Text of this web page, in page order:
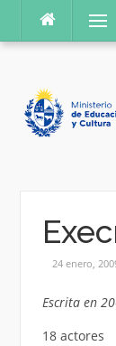
contenido
Menú
24 enero,
Escrita en
18 actores